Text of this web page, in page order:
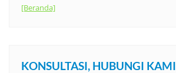
[Beranda]
KONSULTASI, HUBUNGI KAMI